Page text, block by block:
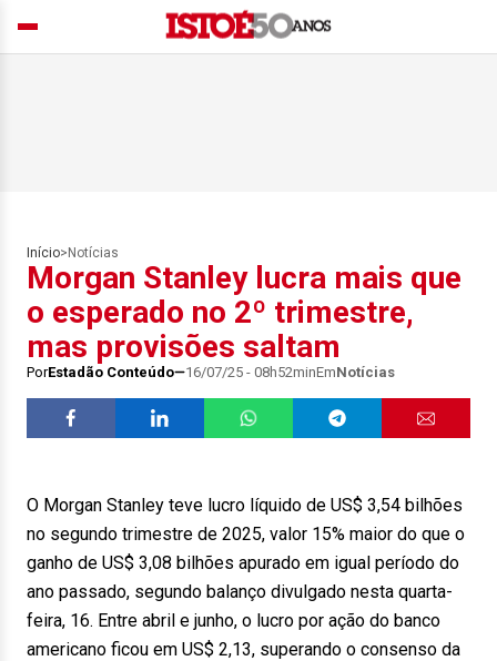
Início> Notícias
Morgan Stanley lucra mais que
o esperado no 2º trimestre,
mas provisões saltam
PorEstadão Conteúdo 16/07/25 - 08h52minEmNotícias
O Morgan Stanley teve lucro líquido de US$ 3,54 bilhões
no segundo trimestre de 2025, valor 15% maior do que o
ganho de US$ 3,08 bilhões apurado em igual período do
ano passado, segundo balanço divulgado nesta quarta-
feira, 16. Entre abril e junho, o lucro por ação do banco
americano ficou em US$ 2,13, superando o consenso da